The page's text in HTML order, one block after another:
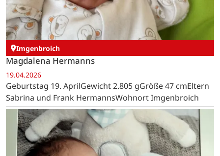
Imgenbroich
Magdalena Hermanns
19.04.2026
Geburtstag 19. AprilGewicht 2.805 gGröße 47 cmEltern
Sabrina und Frank HermannsWohnort Imgenbroich